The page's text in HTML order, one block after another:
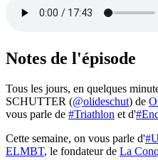
Notes de l'épisode
Tous les jours, en quelques
SCHUTTER (@olideschut) de
vous parle de #Triathlon et d'
Cette semaine, on vous parle d'
ELMBT, le fondateur de La